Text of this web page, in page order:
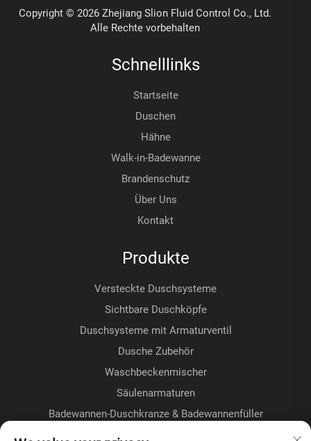
Copyright © 2026 Zhejiang Slion Fluid Control Co., Ltd.
Alle Rechte vorbehalten
Schnelllinks
Startseite
Duschen
Hähne
Walk-in-Badewanne
Brandenschutz
Über Uns
Kontakt
Produkte
Versteckte Duschsysteme
Sichtbare Duschköpfe
Duschsysteme mit Armaturventil
Dusche Zubehör
Waschbeckenmischer
Säulenarmaturen
Badewannen-Duschkranze & Badewannenfüller